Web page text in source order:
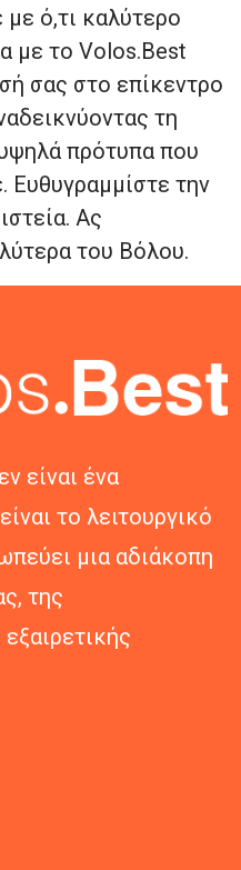
ό,τι καλύτερο
με το Volos.Best
σας στο επίκεντρο
τη
πρότυπα που
Ευθυγραμμίστε την
Ας
του Βόλου.
είναι ένα
το λειτουργικό
μια αδιάκοπη
της